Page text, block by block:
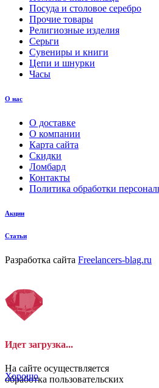
Посуда и столовое серебро
Прочие товары
Религиозные изделия
Серьги
Сувениры и книги
Цепи и шнурки
Часы
О нас
О доставке
О компании
Карта сайта
Скидки
Ломбард
Контакты
Политика обработки
Акции
Статьи
Разработка сайта Freelancers-blag.ru
Идет загрузка...
На сайте осуществляется
обработка пользовательских
Хорошо